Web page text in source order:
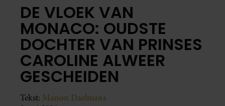
DE VLOEK VAN
MONACO: OUDSTE
DOCHTER VAN PRINSES
CAROLINE ALWEER
GESCHEIDEN
Tekst: Manon Daelmans